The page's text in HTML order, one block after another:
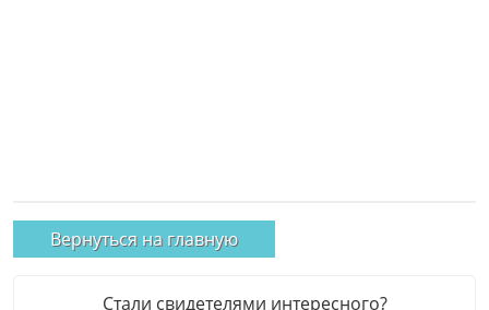
Вернуться на главную
Стали свидетелями интересного?